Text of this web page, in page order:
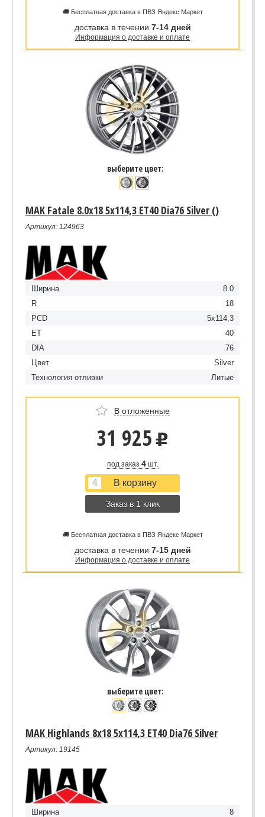
🚚 Бесплатная доставка в ПВЗ Яндекс Маркет
доставка в течении 7-14 дней
Информация о доставке и оплате
выберите цвет:
MAK Fatale 8.0x18 5x114,3 ET40 Dia76 Silver ()
Артикул: 124963
Ширина
8.0
R
18
PCD
5x114,3
ET
40
DIA
76
Цвет
Silver
Технология отливки
Литые
В отложенные
31 925 u
под заказ 4шт.
Заказ в 1 клик
🚚 Бесплатная доставка в ПВЗ Яндекс Маркет
доставка в течении 7-15 дней
Информация о доставке и оплате
выберите цвет:
MAK Highlands 8x18 5x114,3 ET40 Dia76 Silver
Артикул: 19145
Ширина
8